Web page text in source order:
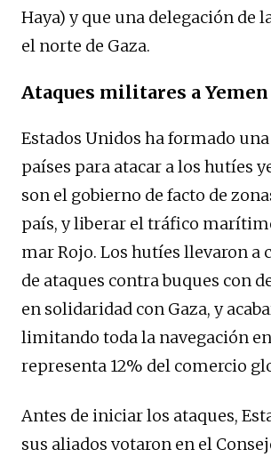
Haya) y que una delegación de
el norte de Gaza.
Ataques militares a Yemen
Estados Unidos ha formado
países para atacar a los hutíes
son el gobierno de facto de
país, y liberar el tráfico
mar Rojo. Los hutíes llevaron a
de ataques contra buques con
en solidaridad con Gaza, y
limitando toda la navegación
representa 12% del comercio
Antes de iniciar los ataques,
sus aliados votaron en el